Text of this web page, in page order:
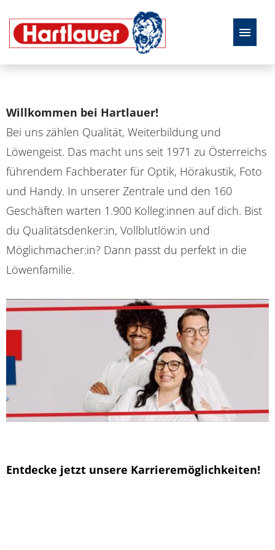
Willkommen bei Hartlauer!
Bei uns zählen Qualität, Weiterbildung und
Löwengeist. Das macht uns seit 1971 zu Österreichs
führendem Fachberater für Optik, Hörakustik, Foto
und Handy. In unserer Zentrale und den 160
Geschäften warten 1.900 Kolleg:innen auf dich. Bist
du Qualitätsdenker:in, Vollblutlöw:in und
Möglichmacher:in? Dann passt du perfekt in die
Löwenfamilie.
Entdecke jetzt unsere Karrieremöglichkeiten!